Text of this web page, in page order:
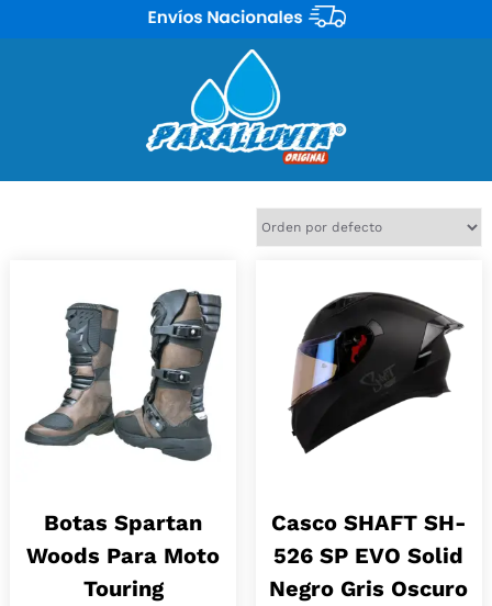
Botas Spartan
Woods Para Moto
Touring
Casco SHAFT SH-
526 SP EVO Solid
Negro Gris Oscuro